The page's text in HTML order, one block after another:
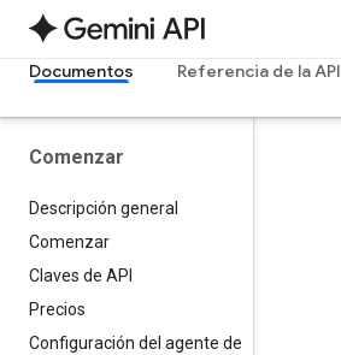
Documentos Referencia de la API
Comenzar
Descripción general
Comenzar
Claves de API
Precios
Configuración del agente de